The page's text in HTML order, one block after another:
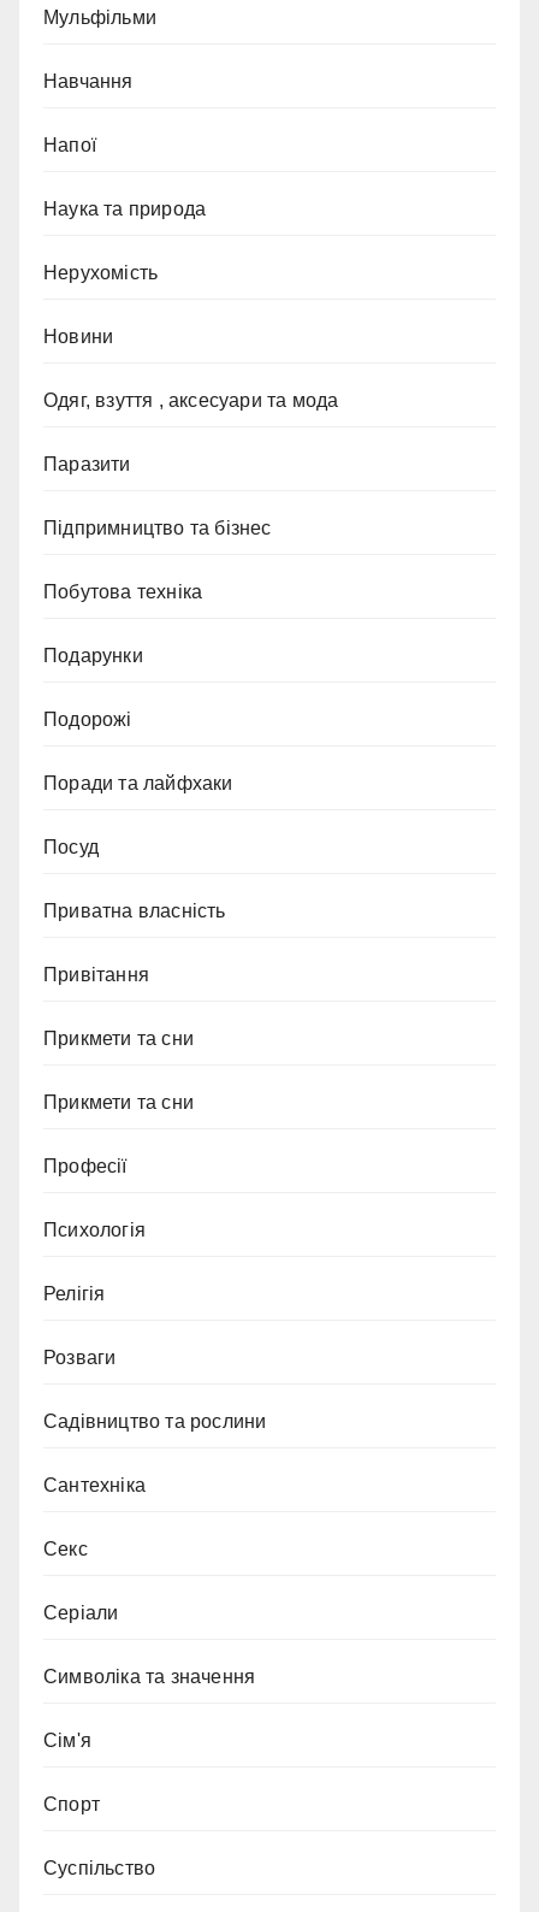
Мульфільми
Навчання
Напої
Наука та природа
Нерухомість
Новини
Одяг, взуття , аксесуари та мода
Паразити
Підпримництво та бізнес
Побутова техніка
Подарунки
Подорожі
Поради та лайфхаки
Посуд
Приватна власність
Привітання
Прикмети та сни
Прикмети та сни
Професії
Психологія
Релігія
Розваги
Садівництво та рослини
Сантехніка
Секс
Серіали
Символіка та значення
Сім'я
Спорт
Суспільство